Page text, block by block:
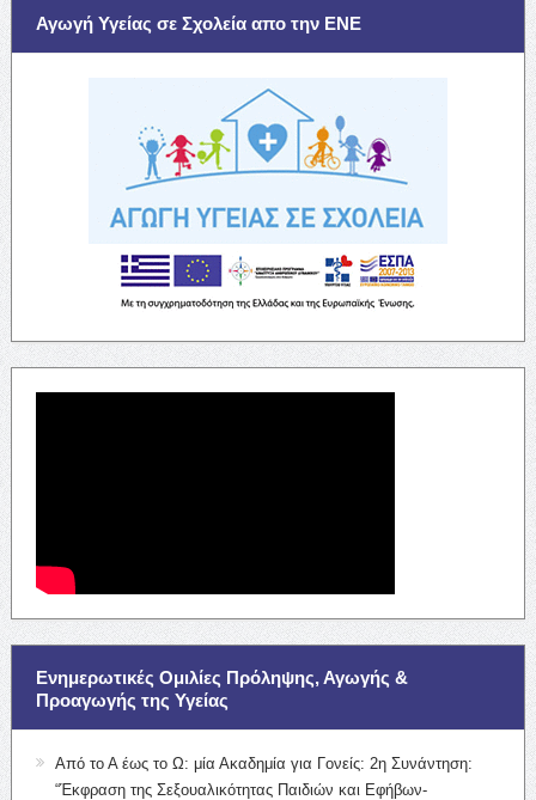
Αγωγή Υγείας σε Σχολεία απο την ΕΝΕ
Ενημερωτικές Ομιλίες Πρόληψης, Αγωγής &
Προαγωγής της Υγείας
Από το Α έως το Ω: μία Ακαδημία για Γονείς: 2η Συνάντηση:
“Έκφραση της Σεξουαλικότητας Παιδιών και Εφήβων-